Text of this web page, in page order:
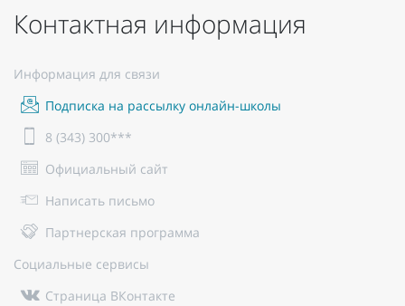
Контактная информация
Информация для связи
Подписка на рассылку онлайн-школы
8 (343) 300***
Официальный сайт
Написать письмо
Партнерская программа
Социальные сервисы
Страница ВКонтакте